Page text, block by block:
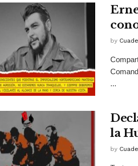
by
...
la
by